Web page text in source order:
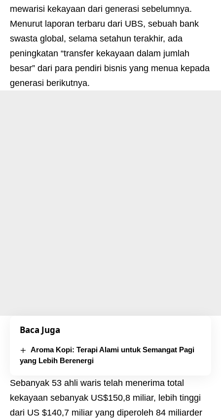
mewarisi kekayaan dari generasi sebelumnya.
Menurut laporan terbaru dari UBS, sebuah bank
swasta global, selama setahun terakhir, ada
peningkatan “transfer kekayaan dalam jumlah
besar” dari para pendiri bisnis yang menua kepada
generasi berikutnya.
Baca Juga
Aroma Kopi: Terapi Alami untuk Semangat Pagi
yang Lebih Berenergi
Sebanyak 53 ahli waris telah menerima total
kekayaan sebanyak US$150,8 miliar, lebih tinggi
dari US $140,7 miliar yang diperoleh 84 miliarder